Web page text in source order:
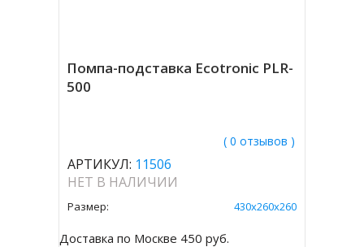
Помпа-подставка Ecotronic PLR-
500
( 0 отзывов )
АРТИКУЛ: 11506
НЕТ В НАЛИЧИИ
Размер: 430x260x260
Доставка по Москве 450 руб.